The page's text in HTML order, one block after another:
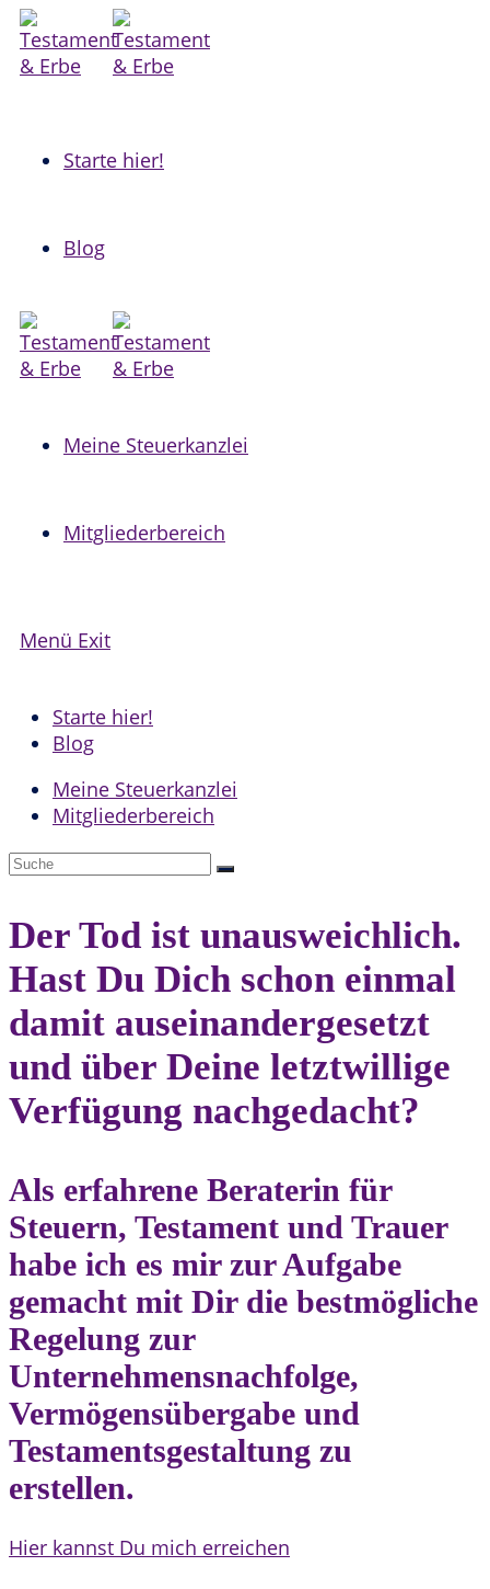
Zum
Inhalt
springen
Starte hier!
Blog
Meine Steuerkanzlei
Mitgliederbereich
Menü Exit
Starte hier!
Blog
Meine Steuerkanzlei
Mitgliederbereich
Der Tod ist unausweichlich.
Hast Du Dich schon einmal
damit auseinandergesetzt
und über Deine letztwillige
Verfügung nachgedacht?
Als erfahrene Beraterin für
Steuern, Testament und Trauer
habe ich es mir zur Aufgabe
gemacht mit Dir die bestmögliche
Regelung zur
Unternehmensnachfolge,
Vermögensübergabe und
Testamentsgestaltung zu
erstellen.
Hier kannst Du mich erreichen